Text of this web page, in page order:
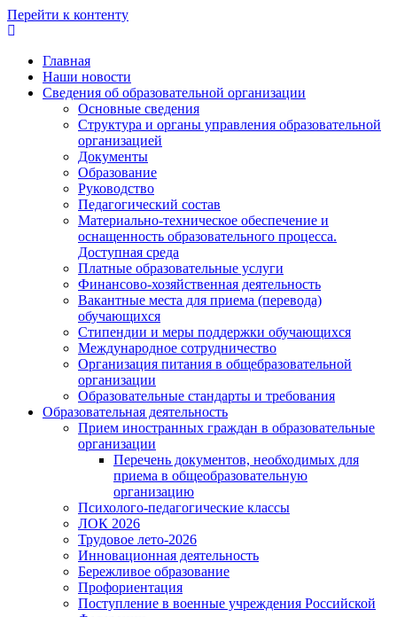
Перейти к контенту
Главная
Наши новости
Сведения об образовательной организации
Основные сведения
Структура и органы управления образовательной
организацией
Документы
Образование
Руководство
Педагогический состав
Материально-техническое обеспечение и
оснащенность образовательного процесса.
Доступная среда
Платные образовательные услуги
Финансово-хозяйственная деятельность
Вакантные места для приема (перевода)
обучающихся
Стипендии и меры поддержки обучающихся
Международное сотрудничество
Организация питания в общебразовательной
организации
Образовательные стандарты и требования
Образовательная деятельность
Прием иностранных граждан в образовательные
организации
Перечень документов, необходимых для
приема в общеобразовательную
организацию
Психолого-педагогические классы
ЛОК 2026
Трудовое лето-2026
Инновационная деятельность
Бережливое образование
Профориентация
Поступление в военные учреждения Российской